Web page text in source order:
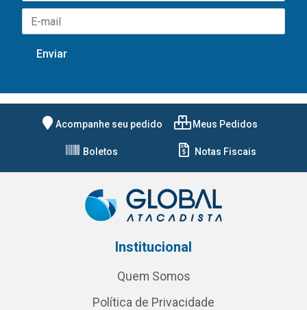
Acompanhe seu pedido Meus Pedidos
Boletos Notas Fiscais
Institucional
Quem Somos
Política de Privacidade